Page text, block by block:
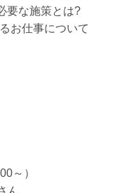
要な施策とは?
お仕事について
～）
ん